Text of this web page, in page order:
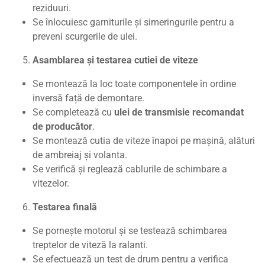
reziduuri.
Se înlocuiesc garniturile și simeringurile pentru a
preveni scurgerile de ulei.
Asamblarea și testarea cutiei de viteze
Se montează la loc toate componentele în ordine
inversă față de demontare.
Se completează cu ulei de transmisie recomandat
de producător.
Se montează cutia de viteze înapoi pe mașină, alături
de ambreiaj și volanta.
Se verifică și reglează cablurile de schimbare a
vitezelor.
Testarea finală
Se pornește motorul și se testează schimbarea
treptelor de viteză la ralanti.
Se efectuează un test de drum pentru a verifica